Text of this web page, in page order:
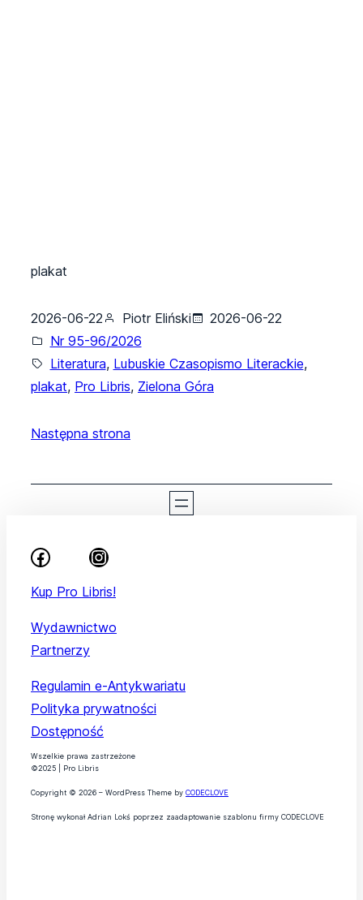
plakat
2026-06-22 Piotr Eliński
2026-06-22
Nr 95-96/2026
Literatura, Lubuskie Czasopismo Literackie,
plakat, Pro Libris, Zielona Góra
Następna strona
Kup Pro Libris!
Wydawnictwo
Partnerzy
Regulamin e-Antykwariatu
Polityka prywatności
Dostępność
Wszelkie prawa zastrzeżone
©2025 | Pro Libris
Copyright © 2026 – WordPress Theme by CODECLOVE
Stronę wykonał Adrian Lokś poprzez zaadaptowanie szablonu firmy CODECLOVE